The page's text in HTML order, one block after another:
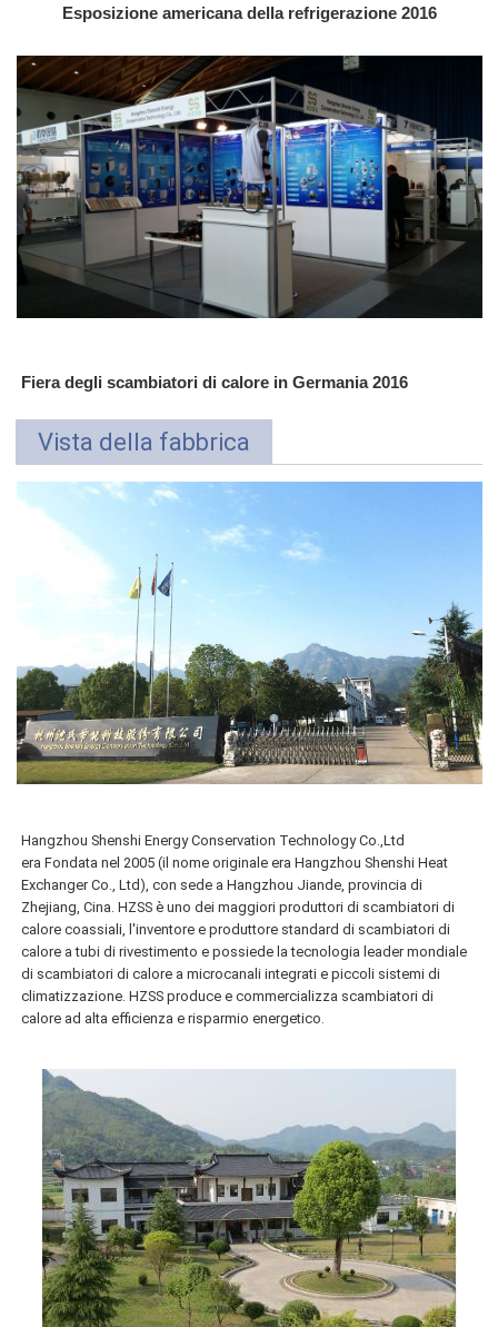
Esposizione americana della refrigerazione 2016
Fiera degli scambiatori di calore in Germania 2016
Vista della fabbrica
Hangzhou Shenshi Energy Conservation Technology Co.,Ltd
era Fondata nel 2005 (il nome originale era Hangzhou Shenshi Heat
Exchanger Co., Ltd), con sede a Hangzhou Jiande, provincia di
Zhejiang, Cina. HZSS è uno dei maggiori produttori di scambiatori di
calore coassiali, l'inventore e produttore standard di scambiatori di
calore a tubi di rivestimento e possiede la tecnologia leader mondiale
di scambiatori di calore a microcanali integrati e piccoli sistemi di
climatizzazione. HZSS produce e commercializza scambiatori di
calore ad alta efficienza e risparmio energetico.